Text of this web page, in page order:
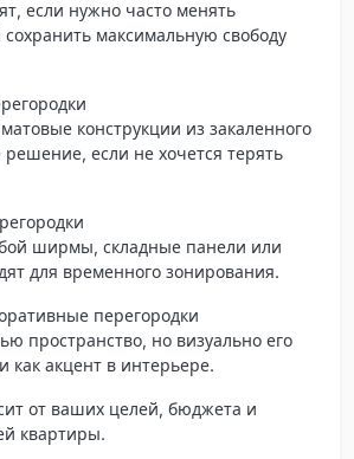
если нужно часто менять
максимальную свободу
конструкции из закаленного
решение, если не хочется терять
ширмы, складные панели или
для временного зонирования.
перегородки
пространство, но визуально его
как акцент в интерьере.
от ваших целей, бюджета и
квартиры.